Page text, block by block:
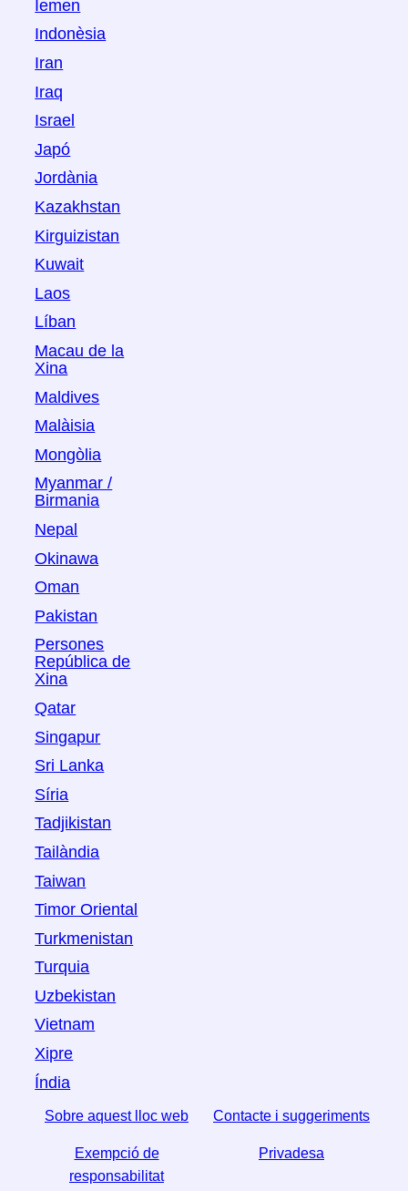
Iemen
Indonèsia
Iran
Iraq
Israel
Japó
Jordània
Kazakhstan
Kirguizistan
Kuwait
Laos
Líban
Macau de la
Xina
Maldives
Malàisia
Mongòlia
Myanmar /
Birmania
Nepal
Okinawa
Oman
Pakistan
Persones
República de
Xina
Qatar
Singapur
Sri Lanka
Síria
Tadjikistan
Tailàndia
Taiwan
Timor Oriental
Turkmenistan
Turquia
Uzbekistan
Vietnam
Xipre
Índia
Sobre aquest lloc web Contacte i suggeriments
Exempció de
responsabilitat
Privadesa